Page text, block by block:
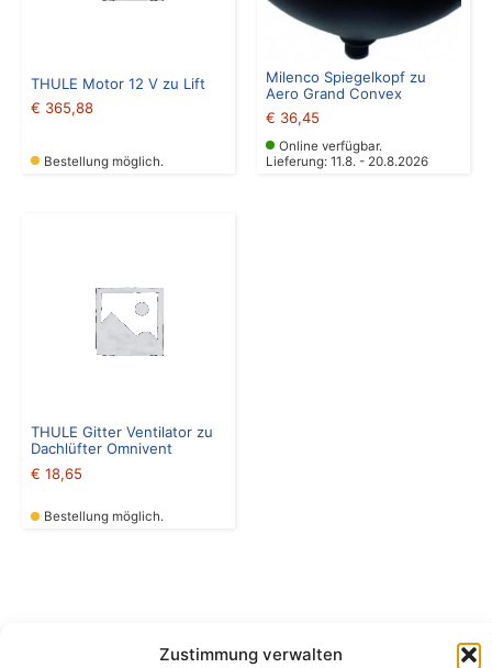
Zustimmung verwalten
THULE Motor 12 V zu Lift
€ 365,88
Bestellung möglich.
Milenco Spiegelkopf zu
Aero Grand Convex
€ 36,45
Online verfügbar.
Lieferung: 11.8. - 20.8.2026
THULE Gitter Ventilator zu
Dachlüfter Omnivent
€ 18,65
Bestellung möglich.